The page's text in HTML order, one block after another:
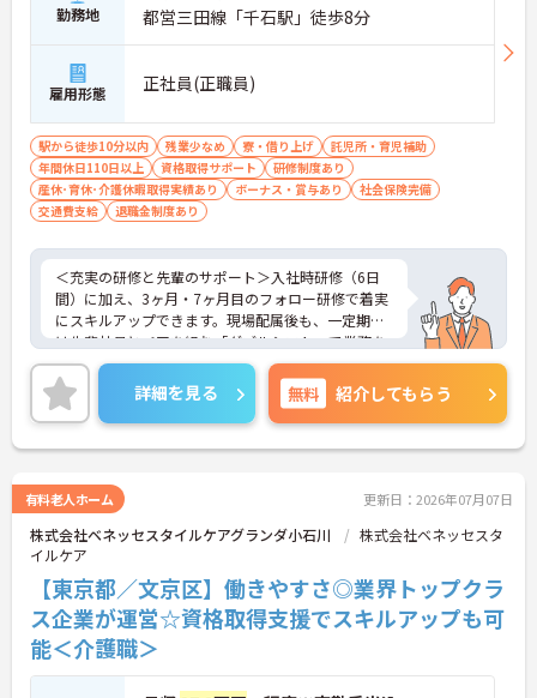
勤務地
都営三田線「千石駅」徒歩8分
雇用形態 正社員(正職員)
駅から徒歩10分以内 残業少なめ 寮・借り上げ
託児所・育児補助
年間休日110日以上
資格取得サポート
研修制度あり
産休･育休･介護休暇取得実績あり
ボーナス・賞与あり
社会保険完備
交通費支給
退職金制度あり
＜充実の研修と先輩のサポート＞入社時研修（6日
間）に加え、3ヶ月・7ヶ月目のフォロー研修で着実
にスキルアップできます。現場配属後も、一定期間
は先輩社員とペアを組む「ダブルシフト」で業務を
習得できるので、一人で抱え込むことはありませ
ん。
＜頑張りが給与に直結！専門性を磨いて年収アップ
＞経験やスキルがしっかり給与に反映される仕組み
です。定期昇給に加え、独自の社内専門資格制度
の専門性を認定されると、1資格につき月給＋1万円
（最大4万円）の手当がつきます。キャリアアップす
れば年収UPも目指せるため、高いモチベーションで
働き続けられます。
＜家族も嬉しい！ベネッセグループならではの手厚
い福利厚生＞ご家族も支える制度が満載♪産休・育
休の取得実績も多数あり、ライフステージが変わっ
ても長く安心して働き続けられる環境が整っていま
す。
詳細を見る 無料 紹介してもらう
有料老人ホーム 更新日：2026年07月07日
株式会社ベネッセスタイルケアグランダ小石川
株式会社ベネッセスタ
イルケア
【東京都／文京区】働きやすさ◎業界トップクラ
ス企業が運営☆資格取得支援でスキルアップも可
能＜介護職＞